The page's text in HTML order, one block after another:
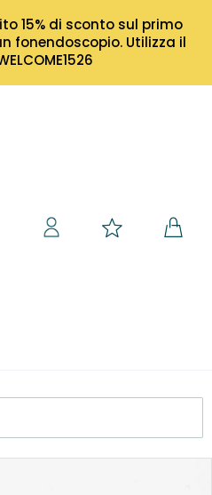
15% di sconto sul primo
fonendoscopio. Utilizza il